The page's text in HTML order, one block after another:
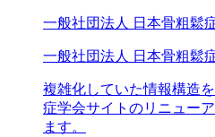
一般社団法人 日本骨粗鬆
一般社団法人 日本骨粗鬆
複雑化していた情報構造
症学会サイトのリニュー
ます。